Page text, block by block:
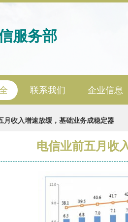
服务部
联系我们 企业信息
月收入增速放缓，基础业务成稳定器
电信业前五月收